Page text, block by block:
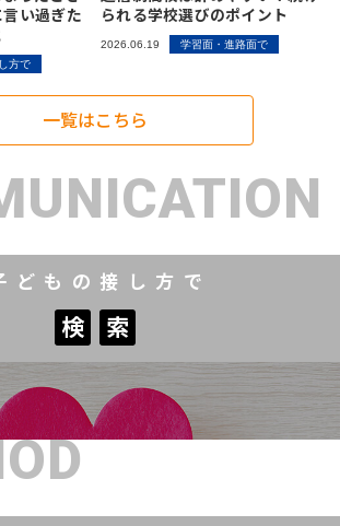
い過ぎた
方で
られる学校選びのポイント
2026.06.19 学習面・進路面で
一覧はこちら
どもの接し方で
検 索
検 索